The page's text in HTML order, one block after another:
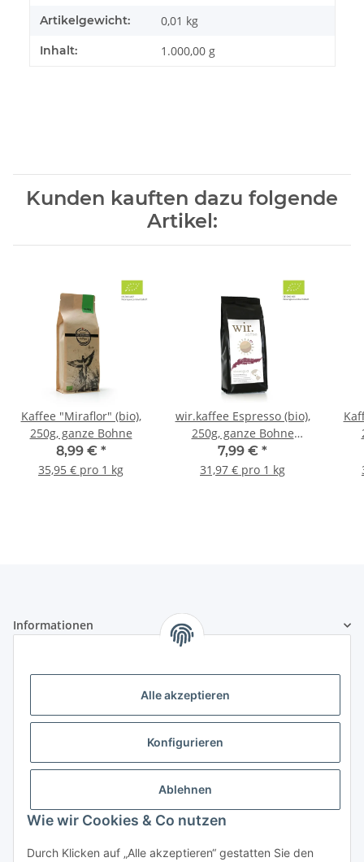
Alle akzeptieren
Konfigurieren
Ablehnen
Wie wir Cookies & Co nutzen
Durch Klicken auf „Alle akzeptieren“ gestatten Sie den
Artikelgewicht: 0,01 kg
Inhalt: 1.000,00 g
Kunden kauften dazu folgende
Artikel:
Kaffee "Miraflor" (bio),
250g, ganze Bohne
8,99 € *
35,95 € pro 1 kg
wir.kaffee Espresso (bio),
250g, ganze Bohne
//783614
7,99 € *
31,97 € pro 1 kg
Informationen
Zertifikate und Mitgliedschaften